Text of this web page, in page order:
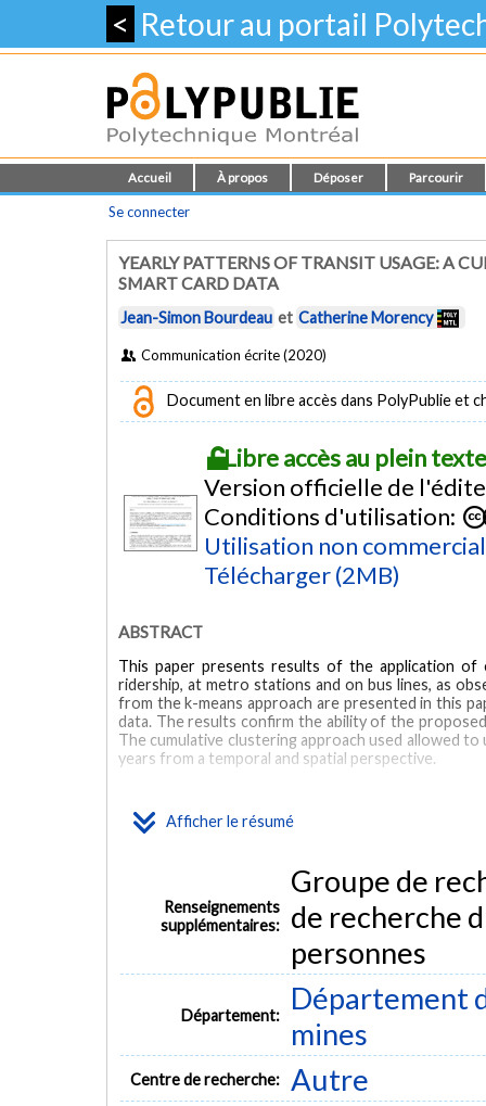
< Retour au portail
Accueil À propos Déposer Parcourir
Se connecter
YEARLY PATTERNS OF TRANSIT USAGE: A
SMART CARD DATA
Jean-Simon Bourdeau et Catherine Morency
Communication écrite (2020)
Document en libre accès dans PolyPublie et
Libre accès au plein
Version officielle de
Conditions d'utilisation:
Utilisation non
Télécharger (2MB)
Afficher le résumé
ABSTRACT
This paper presents results of the application
ridership, at metro stations and on bus lines, as
from the k-means approach are presented in this
data. The results confirm the ability of the
The cumulative clustering approach used allowed
years from a temporal and spatial perspective.
Renseignements
supplémentaires:
Groupe de
de recherche
personnes
Département:
Département
mines
Centre de recherche: Autre